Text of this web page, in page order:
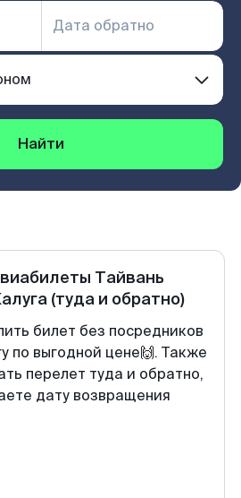
Найти
Тайвань
(туда и обратно)
билет без посредников
по выгодной цене🙌. Также
перелет туда и обратно,
дату возвращения